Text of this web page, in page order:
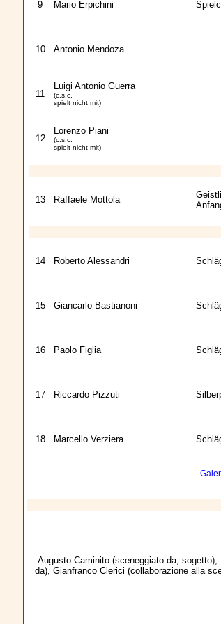
9 Mario Erpichini
10 Antonio Mendoza
11
Luigi Antonio Guerra
(c.s.c.
spielt nicht mit)
12
Lorenzo Piani
(c.s.c.
spielt nicht mit)
13 Raffaele Mottola
14 Roberto Alessandri
15 Giancarlo Bastianoni
16 Paolo Figlia
17 Riccardo Pizzuti
18 Marcello Verziera
Augusto Caminito(sceneggiato da; sogetto),
da), Gianfranco Clerici (collaborazione alla